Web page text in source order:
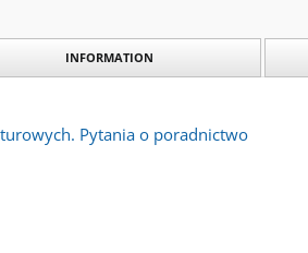
INFORMATION
Pytania o poradnictwo